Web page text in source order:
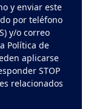
y enviar este
por teléfono
y/o correo
Política de
aplicarse
STOP
relacionados